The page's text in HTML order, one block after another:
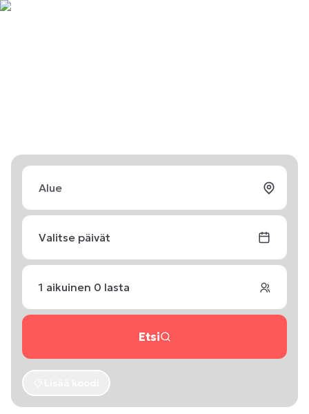
Valitse päivät
1 aikuinen 0 lasta
Etsi